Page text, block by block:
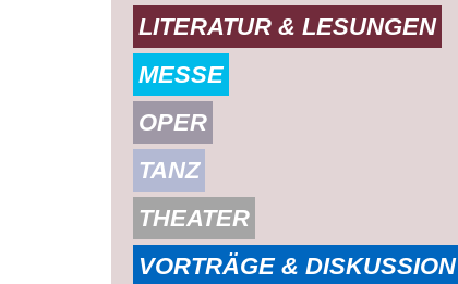
LITERATUR & LESUNGEN
MESSE
OPER
TANZ
THEATER
VORTRÄGE & DISKUSSION